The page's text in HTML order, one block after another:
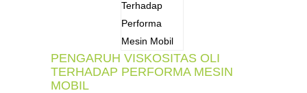
PENGARUH VISKOSITAS OLI
TERHADAP PERFORMA MESIN
MOBIL